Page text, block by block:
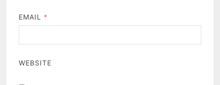
EMAIL *
WEBSITE